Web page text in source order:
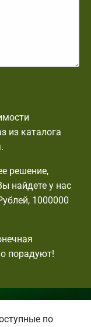
из каталога
решение,
найдете у нас
1000000
порадуют!
по